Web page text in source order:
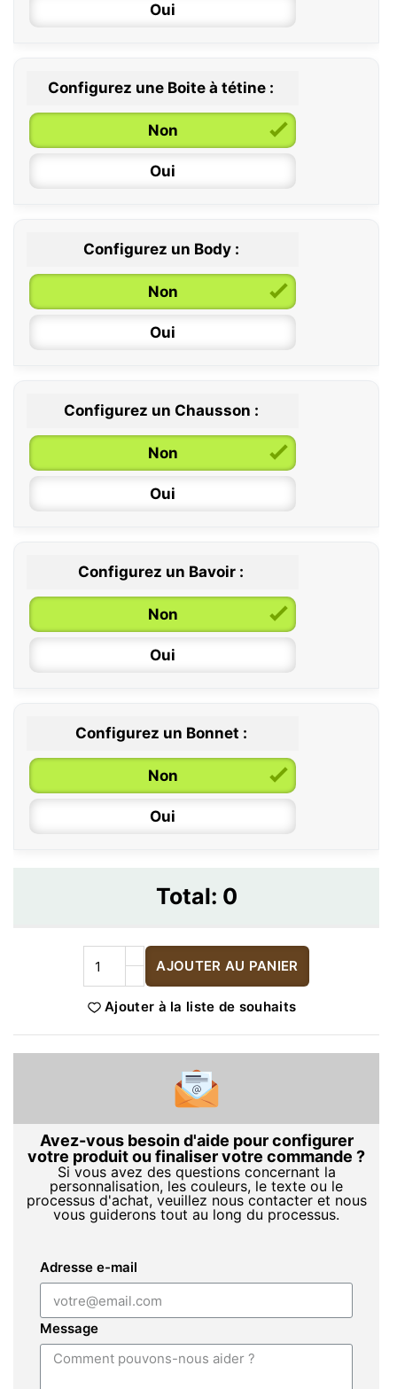
Oui
Configurez une Boite à tétine :
Non
Oui
Configurez un Body :
Non
Oui
0 / 6 mois
6 / 12 mois
12 / 18 mois
Configurez un Chausson :
Non
Oui
Configurez un Bavoir :
Non
Oui
Configurez un Bonnet :
Non
Oui
Total: 0
AJOUTER AU PANIER
Ajouter à la liste de souhaits
Avez-vous besoin d'aide pour configurer
votre produit ou finaliser votre commande ?
Si vous avez des questions concernant la
personnalisation, les couleurs, le texte ou le
processus d'achat, veuillez nous contacter et nous
vous guiderons tout au long du processus.
Adresse e-mail
Message